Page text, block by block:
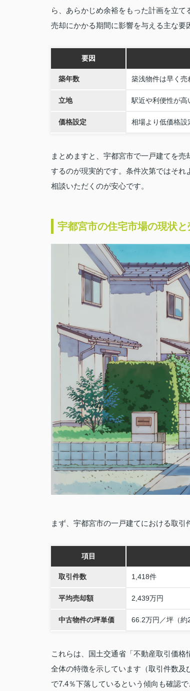
ら、あらかじめ余裕をもった計画を立て
売却にかかる期間に影響を与える主な要
要因
築年数 築浅物件は早く売
立地 駅近や利便性が高
価格設定 相場より低価格設
まとめますと、宇都宮市で一戸建てを
するのが現実的です。条件次第ではそ
相談いただくのが安心です。
宇都宮市の住宅市場の現状と
まず、宇都宮市の一戸建てにおける取引
項目
取引件数 1,418件
平均売却額 2,439万円
中古物件の坪単価 66.2万円／坪（約
これらは、国土交通省「不動産取引価
全体の特徴を示しています（取引件数
で7.4％下落しているという傾向も確認で